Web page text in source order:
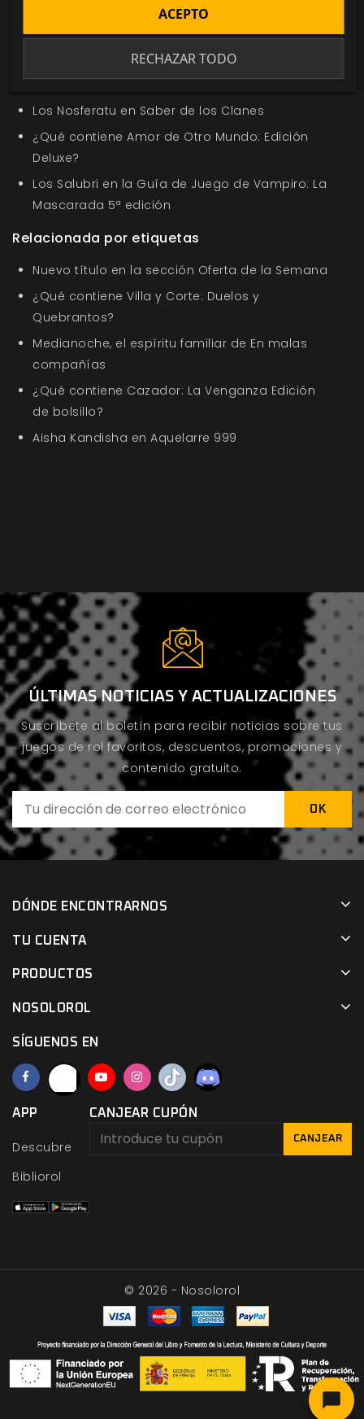
Pack Wraith en la Oferta de la Semana
Nuevo título en la sección Oferta de la Semana
Los Nosferatu en Saber de los Clanes
¿Qué contiene Amor de Otro Mundo: Edición
Deluxe?
Los Salubri en la Guía de Juego de Vampiro: La
Mascarada 5ª edición
Relacionada por etiquetas
Nuevo título en la sección Oferta de la Semana
¿Qué contiene Villa y Corte: Duelos y
Quebrantos?
Medianoche, el espíritu familiar de En malas
compañías
¿Qué contiene Cazador: La Venganza Edición
de bolsillo?
Aisha Kandisha en Aquelarre 999
ÚLTIMAS NOTICIAS Y ACTUALIZACIONES
Suscríbete al boletín para recibir noticias sobre tus
juegos de rol favoritos, descuentos, promociones y
contenido gratuito.
DÓNDE ENCONTRARNOS
TU CUENTA
PRODUCTOS
NOSOLOROL
SÍGUENOS EN
RECHAZAR TODO
ACEPTO
APP
Descubre
Bibliorol
CANJEAR CUPÓN
CANJEAR
© 2026 - Nosolorol